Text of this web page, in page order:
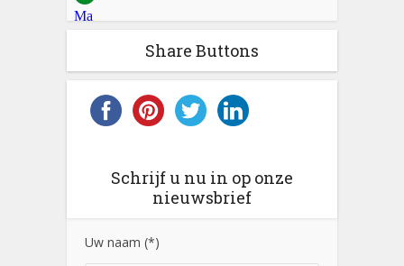
Share Buttons
Schrijf u nu in op onze
nieuwsbrief
Uw naam (*)